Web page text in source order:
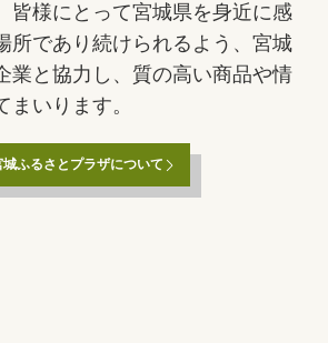
皆様にとって宮城県を身近に感
所であり続けられるよう、宮城
業と協力し、質の高い商品や情
いります。
城ふるさとプラザについて